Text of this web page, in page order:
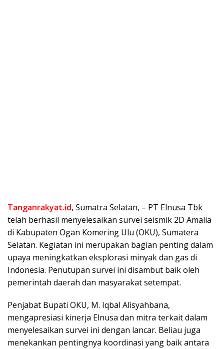
Tanganrakyat.id, Sumatra Selatan, – PT Elnusa Tbk
telah berhasil menyelesaikan survei seismik 2D Amalia
di Kabupaten Ogan Komering Ulu (OKU), Sumatera
Selatan. Kegiatan ini merupakan bagian penting dalam
upaya meningkatkan eksplorasi minyak dan gas di
Indonesia. Penutupan survei ini disambut baik oleh
pemerintah daerah dan masyarakat setempat.
Penjabat Bupati OKU, M. Iqbal Alisyahbana,
mengapresiasi kinerja Elnusa dan mitra terkait dalam
menyelesaikan survei ini dengan lancar. Beliau juga
menekankan pentingnya koordinasi yang baik antara